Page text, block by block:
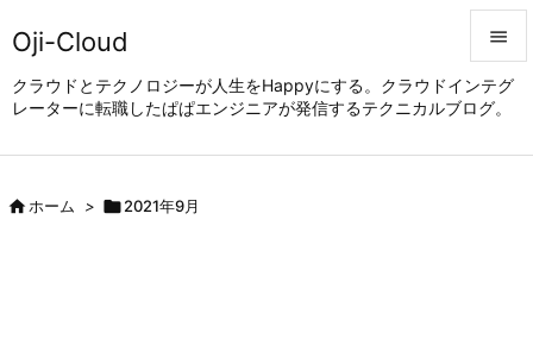
Oji-Cloud
クラウドとテクノロジーが人生をHappyにする。クラウドインテグ
レーターに転職したぱぱエンジニアが発信するテクニカルブログ。


メニュ
ホーム > 2021年9月